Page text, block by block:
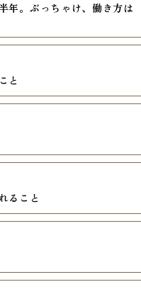
年。ぶっちゃけ、働き方は
と
ること